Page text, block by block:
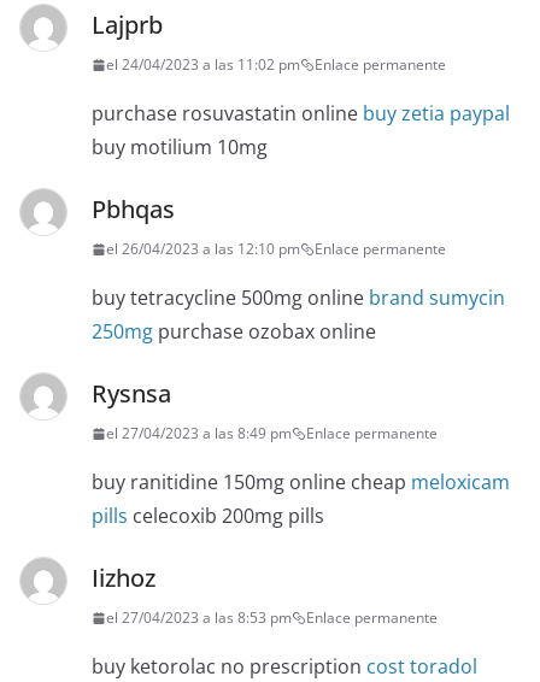
Lajprb
el 24/04/2023 a las 11:02 pm Enlace permanente
purchase rosuvastatin online buy zetia paypal
buy motilium 10mg
Pbhqas
el 26/04/2023 a las 12:10 pm Enlace permanente
buy tetracycline 500mg online brand sumycin
250mg purchase ozobax online
Rysnsa
el 27/04/2023 a las 8:49 pm Enlace permanente
buy ranitidine 150mg online cheap meloxicam
pills celecoxib 200mg pills
Iizhoz
el 27/04/2023 a las 8:53 pm Enlace permanente
buy ketorolac no prescription cost toradol